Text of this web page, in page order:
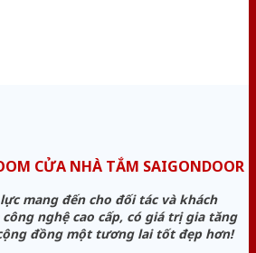
CỬA NHÀ TẮM SAIGONDOOR
mang đến cho đối tác và khách
nghệ cao cấp, có giá trị gia tăng
đồng một tương lai tốt đẹp hơn!